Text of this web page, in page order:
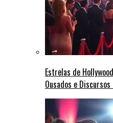
Estrelas de
Ousados e